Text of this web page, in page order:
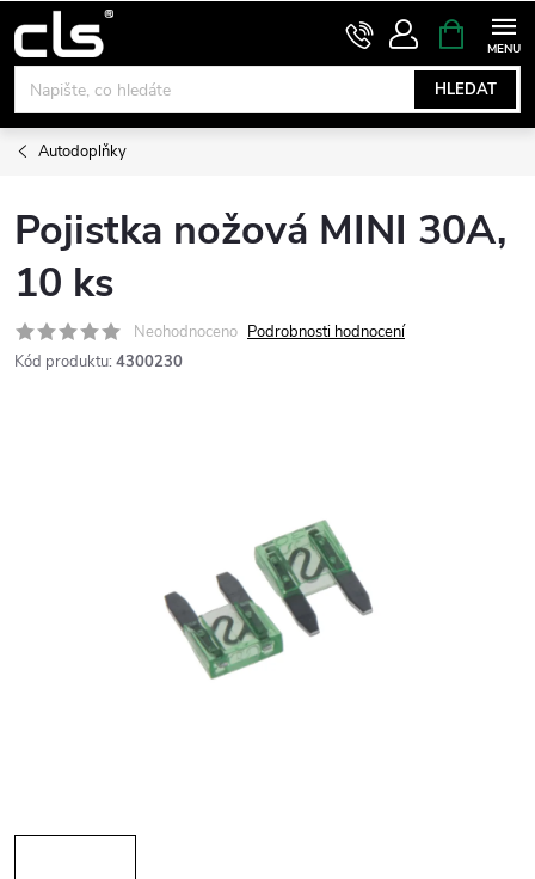
na
obsah
HLEDAT
NÁKUPNÍ
KOŠÍK
Autodoplňky
Pojistka nožová MINI 30A,
10 ks
Neohodnoceno Podrobnosti hodnocení
Kód produktu: 4300230